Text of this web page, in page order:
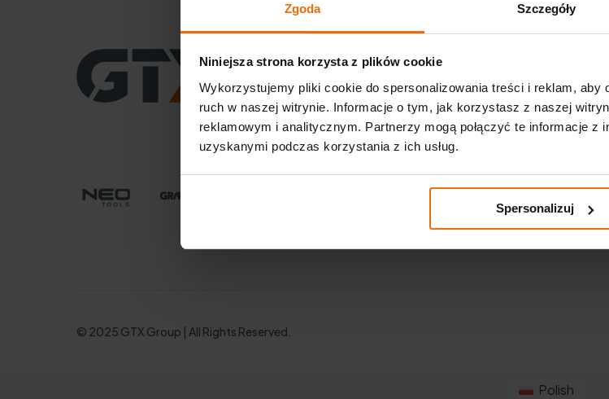
Zgoda Szczegóły
Niniejsza strona korzysta z plików cookie
Wykorzystujemy pliki cookie do spersonalizowania treści i reklam, aby
ruch w naszej witrynie. Informacje o tym, jak korzystasz z naszej
reklamowym i analitycznym. Partnerzy mogą połączyć te informacje z
uzyskanymi podczas korzystania z ich usług.
Spersonalizuj
CENTRALA
ul. Pograniczna 2/4
02-285 Warszawa
tel. +48 22 573 03 00
office@gtx-group.com
Katalogi
Polityka
© 2025 GTX Group | All Rights Reserved.
Polish